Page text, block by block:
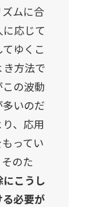
ムに合
応じて
ゆくこ
き方法で
の波動
いのだ
、応用
ってい
のた
こうし
必要が